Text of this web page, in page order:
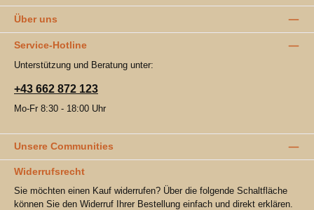
Über uns
Service-Hotline
Unterstützung und Beratung unter:
+43 662 872 123
Mo-Fr 8:30 - 18:00 Uhr
Unsere Communities
Widerrufsrecht
Sie möchten einen Kauf widerrufen? Über die folgende Schaltfläche
können Sie den Widerruf Ihrer Bestellung einfach und direkt erklären.